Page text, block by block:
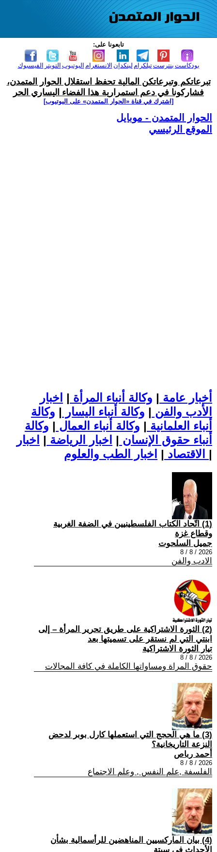
تابعونا على:
الفيسبوك التويتر اليوتيوب الانستغرام لينكدإن تيلكرامبنترست بودكاست
تبرعاتكم وتبرعاتكن المالية تحفظ استقلال الحوار المتمدن،
فشاركونا في دعم استمرارية هذا الفضاء اليساري الحر
[اشترك في قناة ‫«الحوار المتمدن» على اليوتيوب]
الحوار المتمدن - موبايل
الموقع الرئيسي
أخبار عامة | وكالة أنباء المرأة | اخبار
الأدب والفن | وكالة أنباء اليسار | وكالة
أنباء العلمانية | وكالة أنباء العمال | وكالة
أنباء حقوق الإنسان | اخبار الرياضة | اخبار
الاقتصاد | |
(1) اتّحاد الكتاب الفلسطينيين في الضفة الغربية
وقطاع غزة
جميل السلحوت
2026 / 8 / 8
الادب والفن
(2) الثورة الاشتراكية على طريق تحرير المرأة – إلى
ابنتي التي لم نستقر على تسميتها بعد
تيار الثورة الاشتراكية
2026 / 8 / 8
حقوق المراة ومساواتها الكاملة في كافة المجالات
(3) ما هي الحجج التي استعملها كارل بوبر لدحض
النزعة التاريخانية؟
أحمد رباص
2026 / 8 / 8
الفلسفة ,علم النفس , وعلم الاجتماع
(4) بيان الماركسيين المناهضين للرأسمالية بشأن
الأحداث في سبتة